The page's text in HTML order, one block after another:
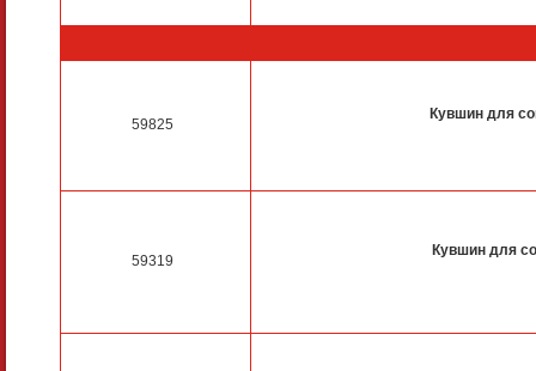
59825
Кувшин для
59319
Кувшин для